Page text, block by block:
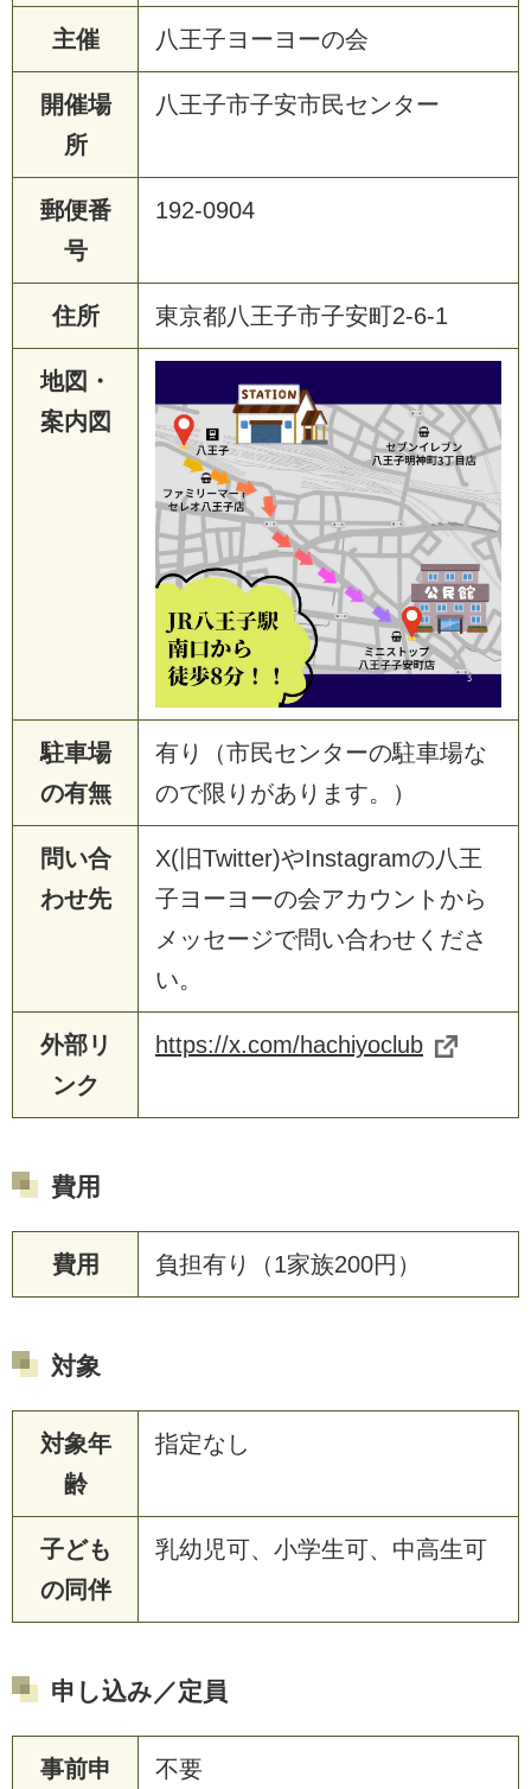
主催 八王子ヨーヨーの会
開催場
所
八王子市子安市民センター
郵便番
号
192-0904
住所 東京都八王子市子安町2-6-1
地図・
案内図
駐車場
の有無
有り（市民センターの駐車場な
ので限りがあります。）
問い合
わせ先
X(旧Twitter)やInstagramの八王
子ヨーヨーの会アカウントから
メッセージで問い合わせくださ
い。
外部リ
ンク
https://x.com/hachiyoclub
費用
費用 負担有り（1家族200円）
対象
対象年
齢
指定なし
子ども
の同伴
乳幼児可、小学生可、中高生可
申し込み／定員
事前申
不要